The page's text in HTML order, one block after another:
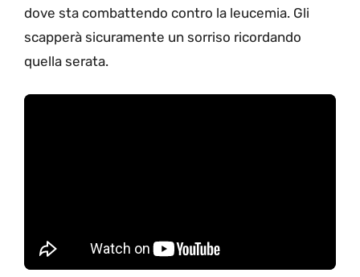
dove sta combattendo contro la leucemia. Gli
scapperà sicuramente un sorriso ricordando
quella serata.